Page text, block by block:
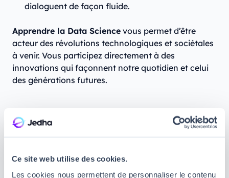
Ce site web utilise des cookies.
Les cookies nous permettent de personnaliser le contenu
dialoguent de façon fluide.
Apprendre la Data Science vous permet d’être
acteur des révolutions technologiques et sociétales
à venir. Vous participez directement à des
innovations qui façonnent notre quotidien et celui
des générations futures.
Comment vous former à la Data
Science ?
Vous êtes convaincu que la Data Science est faite
pour vous ? Voici comment passer à l’action : Chez